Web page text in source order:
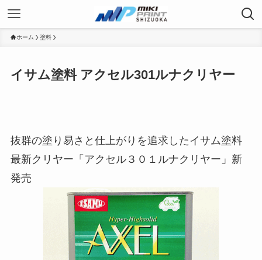
ホーム 塗料
イサム塗料 アクセル301ルナクリヤー
抜群の塗り易さと仕上がりを追求したイサム塗料
最新クリヤー「アクセル３０１ルナクリヤー」新
発売